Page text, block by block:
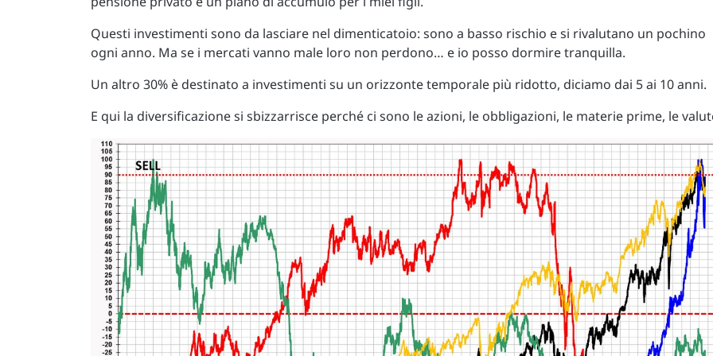
Questi investimenti sono da lasciare nel dimenticatoio: sono a basso rischio e si rivalutano un pochino
ogni anno. Ma se i mercati vanno male loro non perdono… e io posso dormire tranquilla.
Un altro 30% è destinato a investimenti su un orizzonte temporale più ridotto, diciamo dai 5 ai 10 anni.
E qui la diversificazione si sbizzarrisce perché ci sono le azioni, le obbligazioni, le materie prime, le